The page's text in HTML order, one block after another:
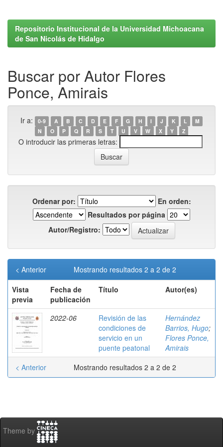
Repositorio Institucional de la Universidad Michoacana
de San Nicolás de Hidalgo
Buscar por Autor Flores
Ponce, Amirais
Ir a: 0-9 A B C D E F G H I J K L
M
N
O P Q R S T U V W X Y Z
O introducir las primeras letras:
Ordenar por:
En orden:
Resultados por página
Autor/Registro:
Mostrando resultados 2 a 2 de 2
< Anterior
Vista
previa
Fecha de
publicación
Título Autor(es)
2022-06
Revisión de las
condiciones de
servicio en un
puente peatonal
Hernández
Barrios, Hugo;
Flores Ponce,
Amirais
Mostrando resultados 2 a 2 de 2
< Anterior
Theme by